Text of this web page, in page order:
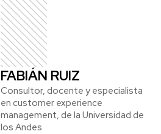
FABIÁN RUIZ
Consultor, docente y especialista
en customer experience
management, de la Universidad de
los Andes